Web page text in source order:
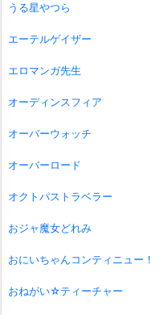
うる星やつら
エーテルゲイザー
エロマンガ先生
オーディンスフィア
オーバーウォッチ
オーバーロード
オクトパストラベラー
おジャ魔女どれみ
おにいちゃんコンティニュー！
おねがい☆ティーチャー